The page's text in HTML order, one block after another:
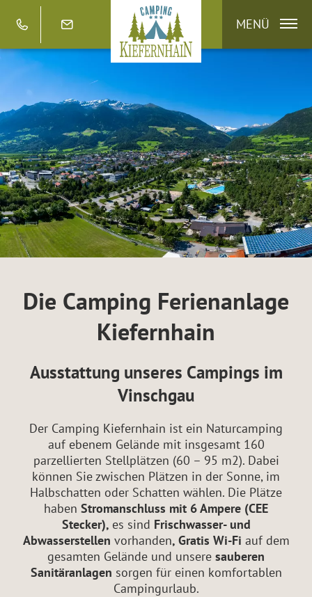
MENÜ
Die Camping Ferienanlage
Kiefernhain
Ausstattung unseres Campings im
Vinschgau
Der Camping Kiefernhain ist ein Naturcamping
auf ebenem Gelände mit insgesamt 160
parzellierten Stellplätzen (60 – 95 m2). Dabei
können Sie zwischen Plätzen in der Sonne, im
Halbschatten oder Schatten wählen. Die Plätze
haben Stromanschluss mit 6 Ampere (CEE
Stecker), es sind Frischwasser- und
Abwasserstellen vorhanden, Gratis Wi-Fi auf dem
gesamten Gelände und unsere sauberen
Sanitäranlagen sorgen für einen komfortablen
Campingurlaub.